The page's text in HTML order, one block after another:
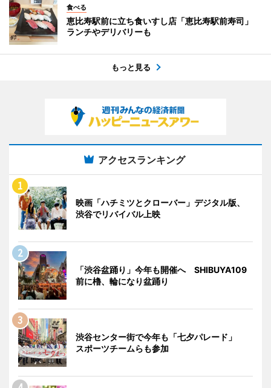
食べる
恵比寿駅前に立ち食いすし店「恵比寿駅前寿司」
ランチやデリバリーも
もっと見る
アクセスランキング
映画「ハチミツとクローバー」デジタル版、
渋谷でリバイバル上映
「渋谷盆踊り」今年も開催へ SHIBUYA109
前に櫓、輪になり盆踊り
渋谷センター街で今年も「七夕パレード」
スポーツチームらも参加